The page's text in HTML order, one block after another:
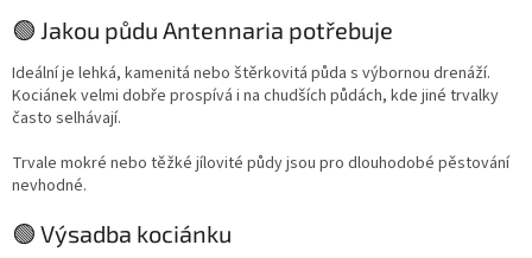
🟢 Jakou půdu Antennaria potřebuje
Ideální je lehká, kamenitá nebo štěrkovitá půda s výbornou drenáží.
Kociánek velmi dobře prospívá i na chudších půdách, kde jiné trvalky
často selhávají.
Trvale mokré nebo těžké jílovité půdy jsou pro dlouhodobé pěstování
nevhodné.
🟢 Výsadba kociánku